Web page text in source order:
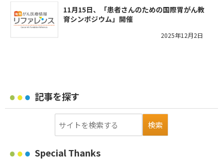
11月15日、「患者さんのための国際胃がん教
育シンポジウム」開催
2025年12月2日
記事を探す
Special Thanks